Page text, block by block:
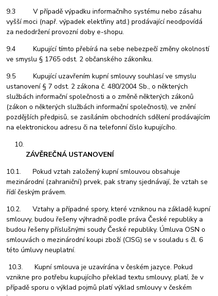
9.3 V případě výpadku informačního systému nebo zásahu
vyšší moci (např. výpadek elektřiny atd.) prodávající neodpovídá
za nedodržení provozní doby e-shopu.
9.4 Kupující tímto přebírá na sebe nebezpečí změny okolností
ve smyslu § 1765 odst. 2 občanského zákoníku.
9.5 Kupující uzavřením kupní smlouvy souhlasí ve smyslu
ustanovení § 7 odst. 2 zákona č. 480/2004 Sb., o některých
službách informační společnosti a o změně některých zákonů
(zákon o některých službách informační společnosti), ve znění
pozdějších předpisů, se zasíláním obchodních sdělení prodávajícím
na elektronickou adresu či na telefonní číslo kupujícího.
ZÁVĚREČNÁ USTANOVENÍ
10.1. Pokud vztah založený kupní smlouvou obsahuje
mezinárodní (zahraniční) prvek, pak strany sjednávají, že vztah se
řídí českým právem.
10.2. Vztahy a případné spory, které vzniknou na základě kupní
smlouvy, budou řešeny výhradně podle práva České republiky a
budou řešeny příslušnými soudy České republiky. Úmluva OSN o
smlouvách o mezinárodní koupi zboží (CISG) se v souladu s čl. 6
této úmluvy neuplatní.
10.3. Kupní smlouva je uzavírána v českém jazyce. Pokud
vznikne pro potřebu kupujícího překlad textu smlouvy, platí, že v
případě sporu o výklad pojmů platí výklad smlouvy v českém